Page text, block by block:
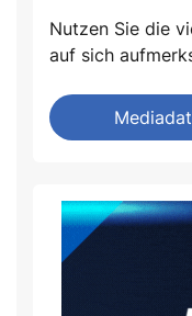
Nutzen Sie die
auf sich